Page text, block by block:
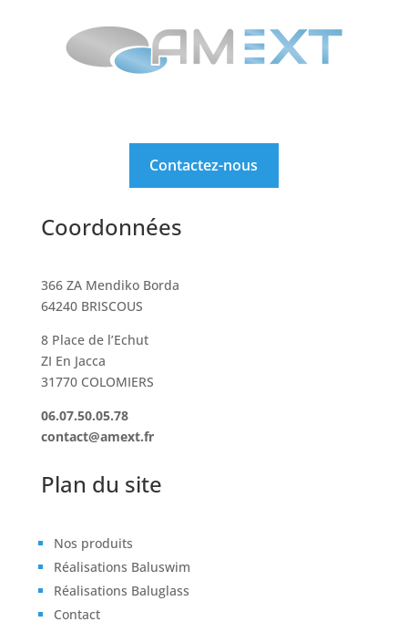
Contactez-nous
Coordonnées
366 ZA Mendiko Borda
64240 BRISCOUS
8 Place de l’Echut
ZI En Jacca
31770 COLOMIERS
06.07.50.05.78
contact@amext.fr
Plan du site
Nos produits
Réalisations Baluswim
Réalisations Baluglass
Contact